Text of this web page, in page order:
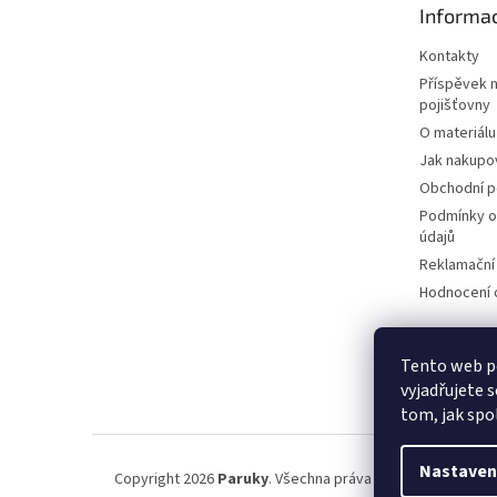
Tento web
vyjadřujete
tom, jak
Kontakty
Příspěvek
pojišťovny
O materiálu
Jak
Obchodní
Podmínky
údajů
Hodnocení
Copyright 2026 Paruky. Všechna práva vyhrazena.